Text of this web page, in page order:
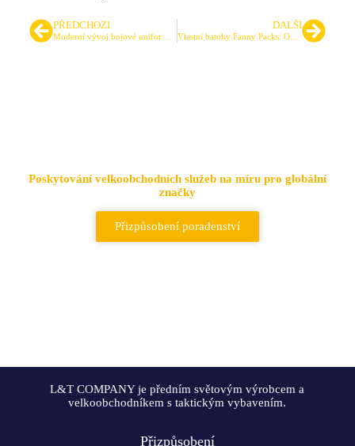
PŘEDCHOZÍ
Moderní vývoj bojové uniformy (BDU)
DALŠÍ
Vlastní batohy Fanny Packs: Odolná řešení pro taktické, outdoorové i každodenní použití.
Poskytování velkoobchodních služeb na míru pro globální
značky
Přizpůsobení poradenství
L&T COMPANY je předním světovým výrobcem a
velkoobchodníkem s taktickým vybavením.
Přizpůsobení